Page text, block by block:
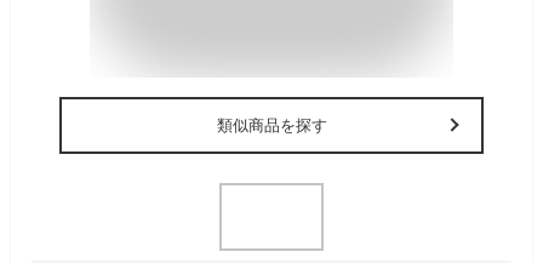
類似商品を探す